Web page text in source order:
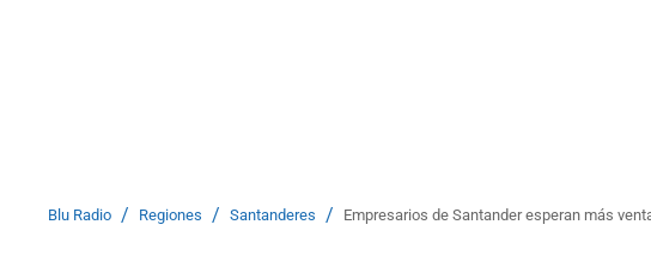
Blu Radio / Regiones / Santanderes / Empresarios de Santander esperan más